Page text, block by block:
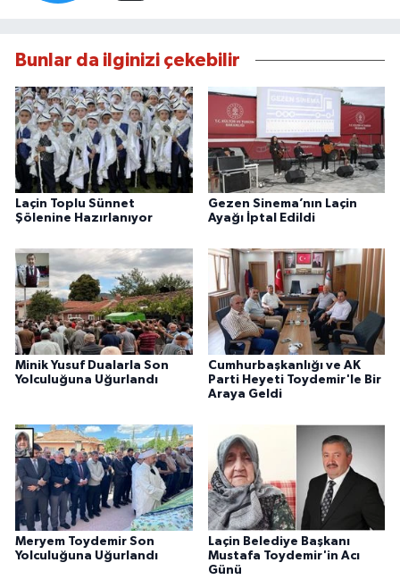
Bunlar da ilginizi çekebilir
Laçin Toplu Sünnet
Şölenine Hazırlanıyor
Gezen Sinema’nın Laçin
Ayağı İptal Edildi
Minik Yusuf Dualarla Son
Yolculuğuna Uğurlandı
Cumhurbaşkanlığı ve AK
Parti Heyeti Toydemir'le Bir
Araya Geldi
Meryem Toydemir Son
Yolculuğuna Uğurlandı
Laçin Belediye Başkanı
Mustafa Toydemir'in Acı
Günü